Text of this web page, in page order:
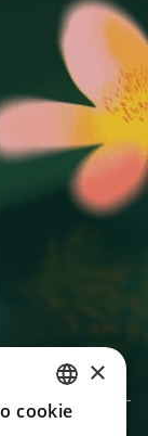
RUSSIAN
×
cookie